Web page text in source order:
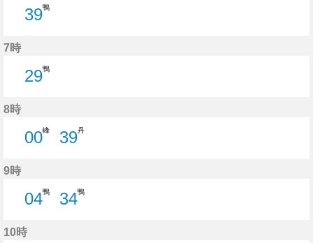
39鴨
7時
29鴨
8時
00峰
39丹
9時
04鴨
34鴨
10時